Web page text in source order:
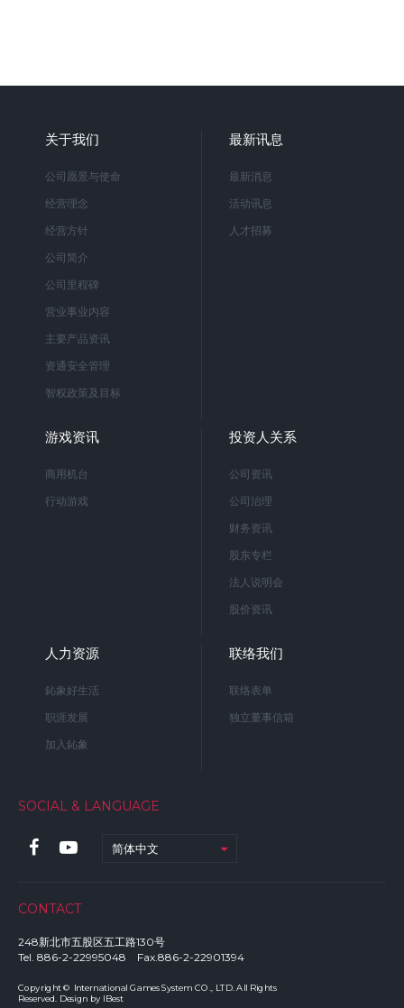
关于我们
公司愿景与使命
经营理念
经营方针
公司简介
公司里程碑
营业事业内容
主要产品资讯
资通安全管理
智权政策及目标
最新讯息
最新消息
活动讯息
人才招募
游戏资讯
商用机台
行动游戏
投资人关系
公司资讯
公司治理
财务资讯
股东专栏
法人说明会
股价资讯
人力资源
鈊象好生活
职涯发展
加入鈊象
联络我们
联络表单
独立董事信箱
SOCIAL & LANGUAGE
简体中文
CONTACT
248新北市五股区五工路130号
Tel. 886-2-22995048 Fax.886-2-22901394
Copyright © International Games System CO., LTD. All Rights
Reserved. Design by IBest